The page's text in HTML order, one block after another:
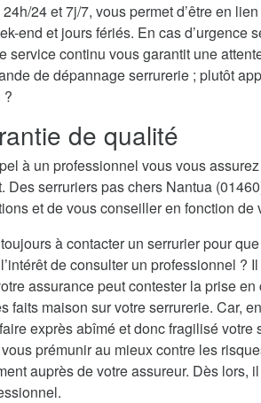
24 et 7j/7, vous permet d’être en
end et jours fériés. En cas d’urgence
service continu vous garantit une
de dépannage serrurerie ; plutôt
?
de qualité
à un professionnel vous vous
Des serruriers pas chers Nantua
et de vous conseiller en fonction de
à contacter un serrurier pour
de consulter un professionnel ?
assurance peut contester la prise
faits maison sur votre serrurerie. Car,
exprès abîmé et donc fragilisé
prémunir au mieux contre les
auprès de votre assureur. Dès lors,